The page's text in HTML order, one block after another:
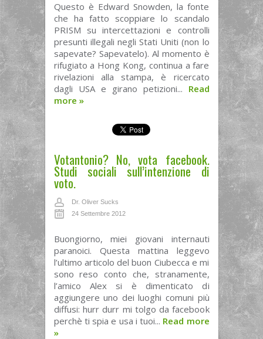
Questo è Edward Snowden, la fonte
che ha fatto scoppiare lo scandalo
PRISM su intercettazioni e controlli
presunti illegali negli Stati Uniti (non lo
sapevate? Sapevatelo). Al momento è
rifugiato a Hong Kong, continua a fare
rivelazioni alla stampa, è ricercato
dagli USA e girano petizioni... Read
more »
Votantonio? No, vota facebook.
Studi sociali sull’intenzione di
voto.
Dr. Oliver Sucks
24 Settembre 2012
Buongiorno, miei giovani internauti
paranoici. Questa mattina leggevo
l’ultimo articolo del buon Ciubecca e mi
sono reso conto che, stranamente,
l’amico Alex si è dimenticato di
aggiungere uno dei luoghi comuni più
diffusi: hurr durr mi tolgo da facebook
perchè ti spia e usa i tuoi... Read more
»